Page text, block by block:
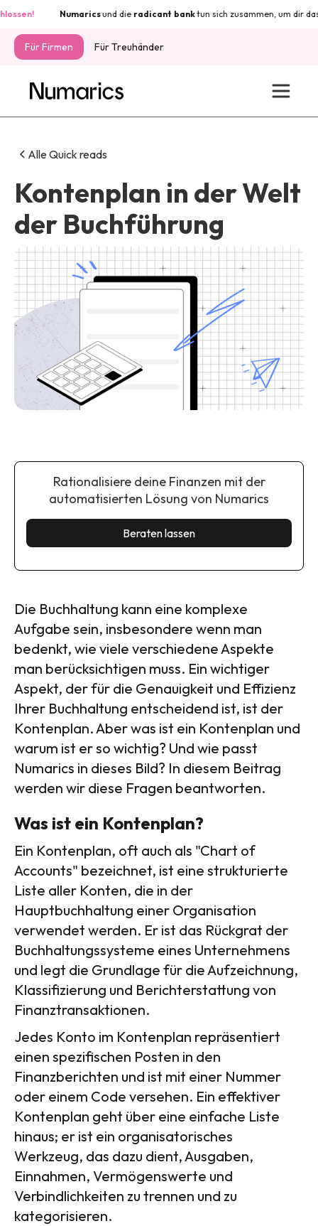
Numaricsund dieradicant banktun sich zusammen, um dir das
Für Firmen Für Treuhänder
Alle Quick reads
Kontenplan in der Welt
der Buchführung
Rationalisiere deine Finanzen mit der
automatisierten Lösung von Numarics
Beraten lassen
Die Buchhaltung kann eine komplexe
Aufgabe sein, insbesondere wenn man
bedenkt, wie viele verschiedene Aspekte
man berücksichtigen muss. Ein wichtiger
Aspekt, der für die Genauigkeit und Effizienz
Ihrer Buchhaltung entscheidend ist, ist der
Kontenplan. Aber was ist ein Kontenplan und
warum ist er so wichtig? Und wie passt
Numarics in dieses Bild? In diesem Beitrag
werden wir diese Fragen beantworten.
Was ist ein Kontenplan?
Ein Kontenplan, oft auch als "Chart of
Accounts" bezeichnet, ist eine strukturierte
Liste aller Konten, die in der
Hauptbuchhaltung einer Organisation
verwendet werden. Er ist das Rückgrat der
Buchhaltungssysteme eines Unternehmens
und legt die Grundlage für die Aufzeichnung,
Klassifizierung und Berichterstattung von
Finanztransaktionen.
Jedes Konto im Kontenplan repräsentiert
einen spezifischen Posten in den
Finanzberichten und ist mit einer Nummer
oder einem Code versehen. Ein effektiver
Kontenplan geht über eine einfache Liste
hinaus; er ist ein organisatorisches
Werkzeug, das dazu dient, Ausgaben,
Einnahmen, Vermögenswerte und
Verbindlichkeiten zu trennen und zu
kategorisieren.